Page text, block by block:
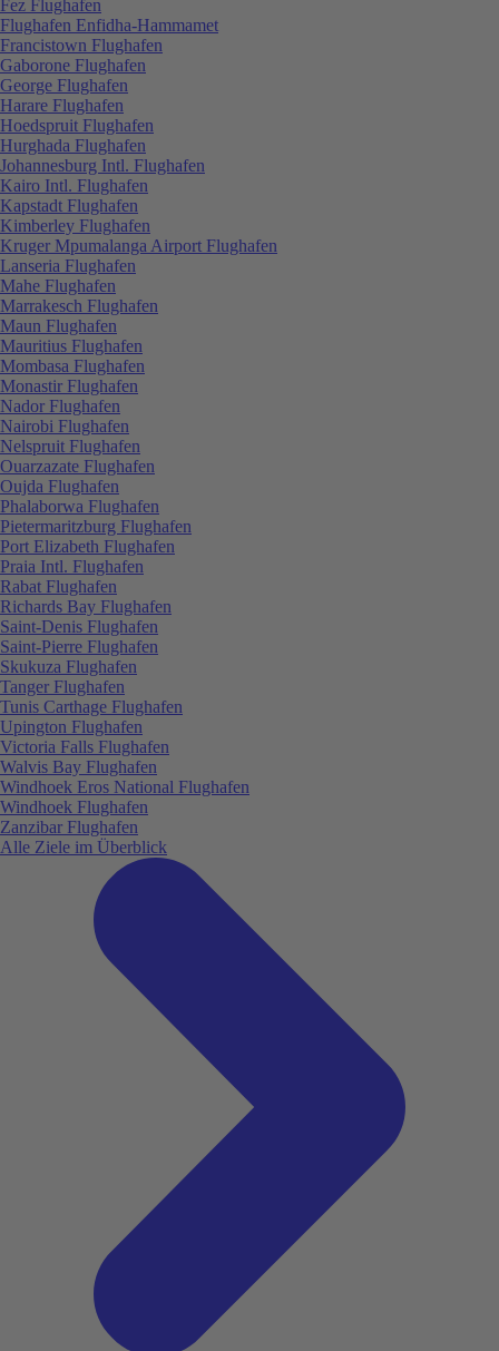
Fez Flughafen
Flughafen Enfidha-Hammamet
Francistown Flughafen
Gaborone Flughafen
George Flughafen
Harare Flughafen
Hoedspruit Flughafen
Hurghada Flughafen
Johannesburg Intl. Flughafen
Kairo Intl. Flughafen
Kapstadt Flughafen
Kimberley Flughafen
Kruger Mpumalanga Airport Flughafen
Lanseria Flughafen
Mahe Flughafen
Marrakesch Flughafen
Maun Flughafen
Mauritius Flughafen
Mombasa Flughafen
Monastir Flughafen
Nador Flughafen
Nairobi Flughafen
Nelspruit Flughafen
Ouarzazate Flughafen
Oujda Flughafen
Phalaborwa Flughafen
Pietermaritzburg Flughafen
Port Elizabeth Flughafen
Praia Intl. Flughafen
Rabat Flughafen
Richards Bay Flughafen
Saint-Denis Flughafen
Saint-Pierre Flughafen
Skukuza Flughafen
Tanger Flughafen
Tunis Carthage Flughafen
Upington Flughafen
Victoria Falls Flughafen
Walvis Bay Flughafen
Windhoek Eros National Flughafen
Windhoek Flughafen
Zanzibar Flughafen
Alle Ziele im Überblick